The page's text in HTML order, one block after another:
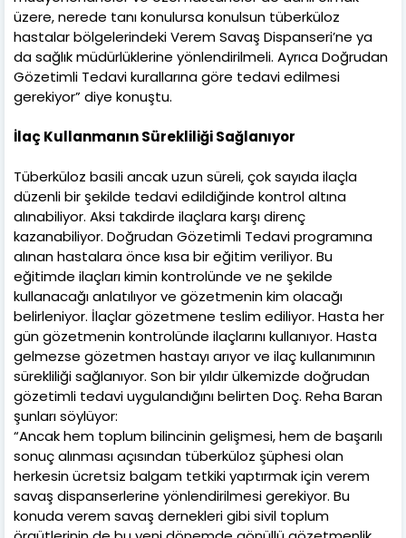
üzere, nerede tanı konulursa konulsun tüberküloz
hastalar bölgelerindeki Verem Savaş Dispanseri’ne ya
da sağlık müdürlüklerine yönlendirilmeli. Ayrıca Doğrudan
Gözetimli Tedavi kurallarına göre tedavi edilmesi
gerekiyor” diye konuştu.
İlaç Kullanmanın Sürekliliği Sağlanıyor
Tüberküloz basili ancak uzun süreli, çok sayıda ilaçla
düzenli bir şekilde tedavi edildiğinde kontrol altına
alınabiliyor. Aksi takdirde ilaçlara karşı direnç
kazanabiliyor. Doğrudan Gözetimli Tedavi programına
alınan hastalara önce kısa bir eğitim veriliyor. Bu
eğitimde ilaçları kimin kontrolünde ve ne şekilde
kullanacağı anlatılıyor ve gözetmenin kim olacağı
belirleniyor. İlaçlar gözetmene teslim ediliyor. Hasta her
gün gözetmenin kontrolünde ilaçlarını kullanıyor. Hasta
gelmezse gözetmen hastayı arıyor ve ilaç kullanımının
sürekliliği sağlanıyor. Son bir yıldır ülkemizde doğrudan
gözetimli tedavi uygulandığını belirten Doç. Reha Baran
şunları söylüyor:
“Ancak hem toplum bilincinin gelişmesi, hem de başarılı
sonuç alınması açısından tüberküloz şüphesi olan
herkesin ücretsiz balgam tetkiki yaptırmak için verem
savaş dispanserlerine yönlendirilmesi gerekiyor. Bu
konuda verem savaş dernekleri gibi sivil toplum